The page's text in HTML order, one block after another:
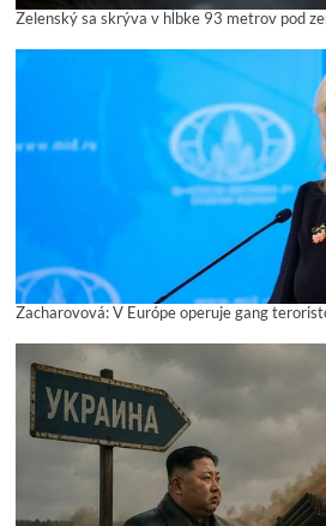
Zelenský sa skrýva v hĺbke 93 metrov pod
Zacharovová: V Európe operuje gang